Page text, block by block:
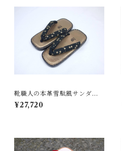
靴職人の本革雪駄風サンダル
「那古野雪駄」（鼻緒：ST#0
11）
¥27,720